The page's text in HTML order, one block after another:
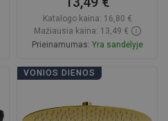
Katalogo kaina: 16,80 €
Mažiausia kaina: 13,49 €
Prieinamumas: Yra sandėlyje
Į krepšelį
VONIOS DIENOS